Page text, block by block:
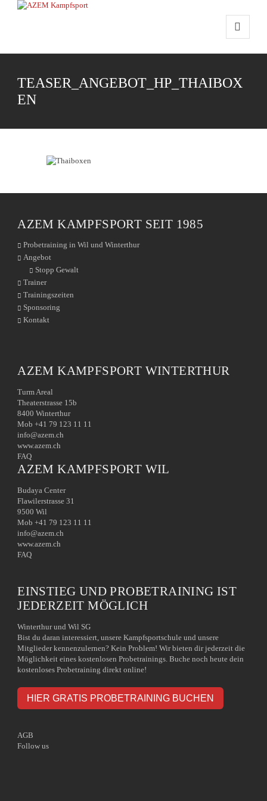
TEASER_ANGEBOT_HP_THAIBOX
EN
AZEM KAMPFSPORT SEIT 1985
Probetraining in Wil und Winterthur
Angebot
Stopp Gewalt
Trainer
Trainingszeiten
Sponsoring
Kontakt
AZEM KAMPFSPORT WINTERTHUR
Turm Areal
Theaterstrasse 15b
8400 Winterthur
Mob +41 79 123 11 11
info@azem.ch
www.azem.ch
FAQ
AZEM KAMPFSPORT WIL
Budaya Center
Flawilerstrasse 31
9500 Wil
Mob +41 79 123 11 11
info@azem.ch
www.azem.ch
FAQ
EINSTIEG UND PROBETRAINING IST
JEDERZEIT MÖGLICH
Winterthur und Wil SG
Bist du daran interessiert, unsere Kampfsportschule und unsere
Mitglieder kennenzulernen? Kein Problem! Wir bieten dir jederzeit die
Möglichkeit eines kostenlosen Probetrainings. Buche noch heute dein
kostenloses Probetraining direkt online!
HIER GRATIS PROBETRAINING BUCHEN
AGB
Follow us